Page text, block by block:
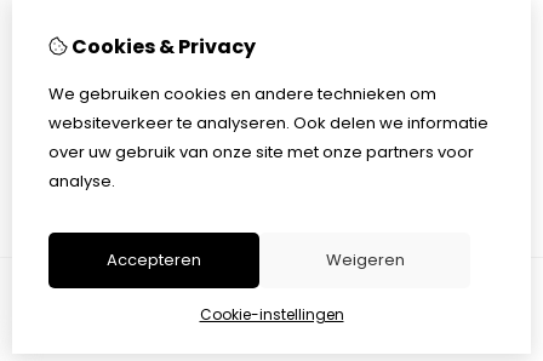
Klantenservice
Sitemap
Afhalen
Algemene voorwaarden
Herroepingsrecht
Cookies & Privacy
We gebruiken cookies en andere technieken om
websiteverkeer te analyseren. Ook delen we informatie
over uw gebruik van onze site met onze partners voor
analyse.
Accepteren Weigeren
Cookie-instellingen